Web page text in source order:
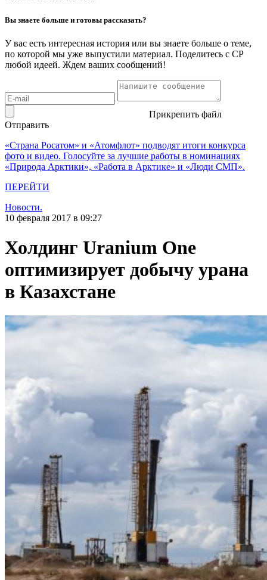
Вы знаете больше и готовы рассказать?
У вас есть интересная история или вы знаете больше о теме,
по которой мы уже выпустили материал. Поделитесь с СР
любой идеей. Ждем ваших сообщений!
Прикрепить файл
Отправить
«Страна Росатом» и «Атомфлот» подводят итоги конкурса
фото и видео. Голосуйте за лучшие работы в номинациях
«Природа Арктики», «Работа в Арктике» и «Люди СМП».
ПЕРЕЙТИ
Новости.
10 февраля 2017 в 09:27
Холдинг Uranium One
оптимизирует добычу урана
в Казахстане